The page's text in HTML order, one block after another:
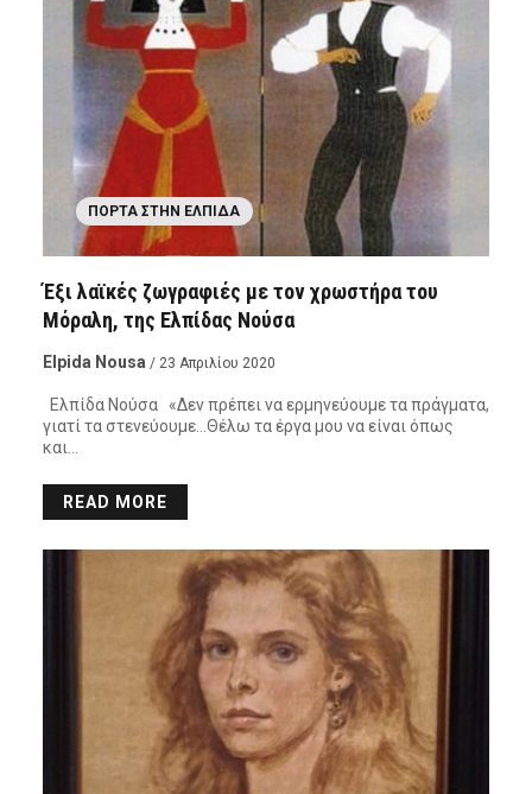
ΠΌΡΤΑ ΣΤΗΝ ΕΛΠΊΔΑ
Έξι λαϊκές ζωγραφιές με τον χρωστήρα του
Μόραλη, της Ελπίδας Νούσα
Elpida Nousa / 23 Απριλίου 2020
Ελπίδα Νούσα «Δεν πρέπει να ερμηνεύουμε τα πράγματα,
γιατί τα στενεύουμε…Θέλω τα έργα μου να είναι όπως
και…
READ MORE